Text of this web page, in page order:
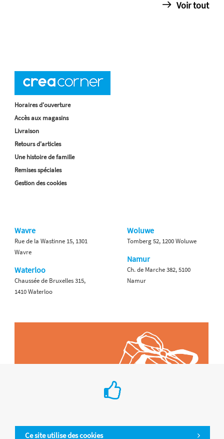
Voir tout
Ce site utilise des cookies
Horaires d'ouverture
Accès aux magasins
Livraison
Retours d'articles
Une histoire de famille
Remises spéciales
Gestion des cookies
Wavre
Rue de la Wastinne 15, 1301
Wavre
Waterloo
Chaussée de Bruxelles 315,
1410 Waterloo
Woluwe
Tomberg 52, 1200 Woluwe
Namur
Ch. de Marche 382, 5100
Namur